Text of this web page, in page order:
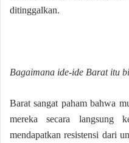
ditinggalkan.
Bagaimana ide-ide Barat itu
Barat sangat paham bahwa
mereka secara langsung
mendapatkan resistensi dari